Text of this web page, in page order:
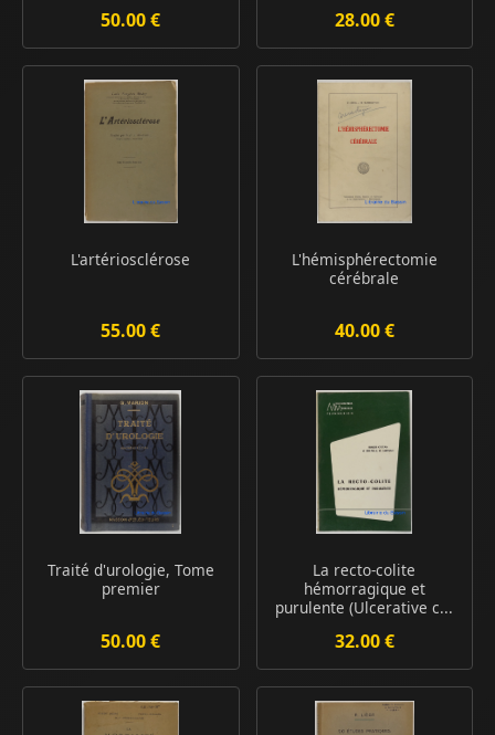
50.00 € 28.00 €
L'artériosclérose
55.00 €
L'hémisphérectomie
cérébrale
40.00 €
Traité d'urologie, Tome
premier
50.00 €
La recto-colite
hémorragique et
purulente (Ulcerative c...
32.00 €